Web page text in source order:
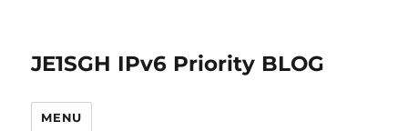
JE1SGH IPv6 Priority BLOG
MENU